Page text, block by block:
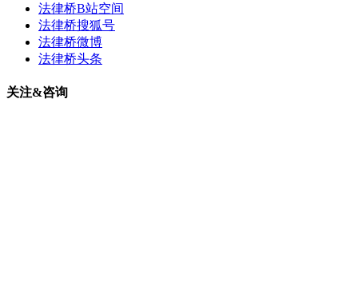
法律桥B站空间
法律桥搜狐号
法律桥微博
法律桥头条
关注&咨询